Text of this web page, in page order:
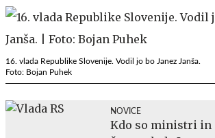
16. vlada Republike Slovenije. Vodil jo bo Janez Janša.
Foto: Bojan Puhek
NOVICE
Kdo so ministri